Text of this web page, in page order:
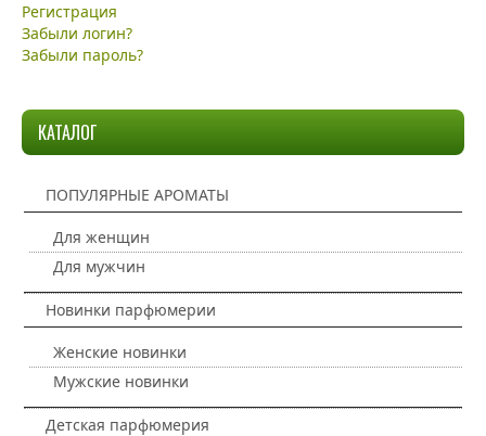
Регистрация
Забыли логин?
Забыли пароль?
КАТАЛОГ
ПОПУЛЯРНЫЕ АРОМАТЫ
Для женщин
Для мужчин
Новинки парфюмерии
Женские новинки
Мужские новинки
Детская парфюмерия